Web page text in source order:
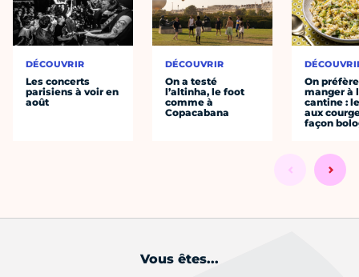
DÉCOUVRIR
Les concerts
parisiens à voir en
août
DÉCOUVRIR
On a testé
l’altinha, le foot
comme à
Copacabana
On préfère
manger à
cantine :
aux
façon
Vous êtes...